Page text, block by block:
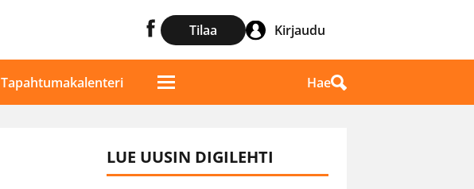
Tilaa Kirjaudu
Tapahtumakalenteri Hae
LUE UUSIN DIGILEHTI